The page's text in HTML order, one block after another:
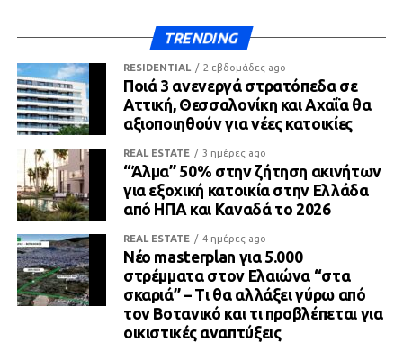
TRENDING
RESIDENTIAL 2 εβδομάδες ago
Ποιά 3 ανενεργά στρατόπεδα σε
Αττική, Θεσσαλονίκη και Αχαΐα θα
αξιοποιηθούν για νέες κατοικίες
REAL ESTATE 3 ημέρες ago
“Άλμα” 50% στην ζήτηση ακινήτων
για εξοχική κατοικία στην Ελλάδα
από ΗΠΑ και Καναδά το 2026
REAL ESTATE 4 ημέρες ago
Νέο masterplan για 5.000
στρέμματα στον Ελαιώνα “στα
σκαριά” – Τι θα αλλάξει γύρω από
τον Βοτανικό και τι προβλέπεται για
οικιστικές αναπτύξεις